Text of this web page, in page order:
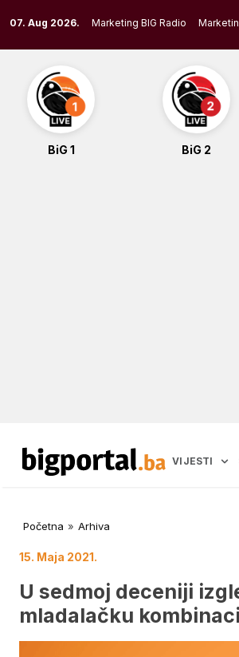
to
content
07. Aug 2026. Marketing BIG Radio
BiG 1 BiG 2
VIJESTI
Početna » Arhiva
15. Maja 2021.
U sedmoj deceniji
mladalačku